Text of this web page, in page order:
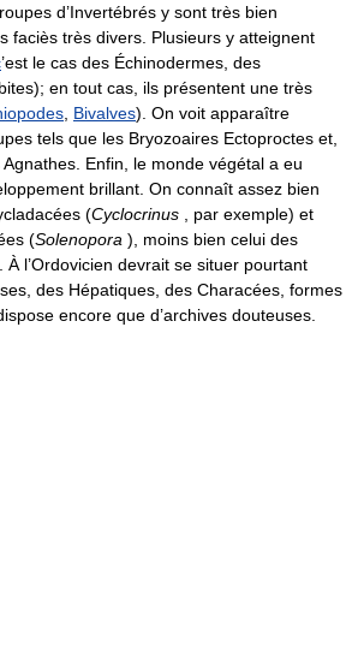
d’Invertébrés y sont très bien
faciès très divers. Plusieurs y atteignent
’est le cas des Échinodermes, des
en tout cas, ils présentent une très
Bivalves). On voit apparaître
tels que les Bryozoaires Ectoproctes et,
Enfin, le monde végétal a eu
brillant. On connaît assez bien
(Cyclocrinus , par exemple) et
(Solenopora ), moins bien celui des
À l’Ordovicien devrait se situer pourtant
des Hépatiques, des Characées, formes
encore que d’archives douteuses.